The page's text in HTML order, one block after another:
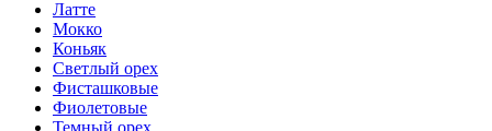
Латте
Мокко
Коньяк
Светлый орех
Фисташковые
Фиолетовые
Темный орех